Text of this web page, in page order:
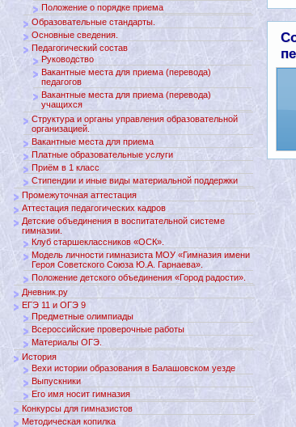
Положение о порядке приема
Образовательные стандарты.
Основные сведения.
Педагогический состав
Руководство
Вакантные места для приема (перевода)
педагогов
Вакантные места для приема (перевода)
учащихся
Структура и органы управления образовательной
организацией.
Вакантные места для приема
Платные образовательные услуги
Приём в 1 класс
Стипендии и иные виды материальной поддержки
Промежуточная аттестация
Аттестация педагогических кадров
Детские объединения в воспитательной системе
гимназии.
Клуб старшеклассников «ОСК».
Модель личности гимназиста МОУ «Гимназия имени
Героя Советского Союза Ю.А. Гарнаева».
Положение детского объединения «Город радости».
Дневник.ру
ЕГЭ 11 и ОГЭ 9
Предметные олимпиады
Всероссийские проверочные работы
Материалы ОГЭ.
История
Вехи истории образования в Балашовском уезде
Выпускники
Его имя носит гимназия
Конкурсы для гимназистов
Методическая копилка